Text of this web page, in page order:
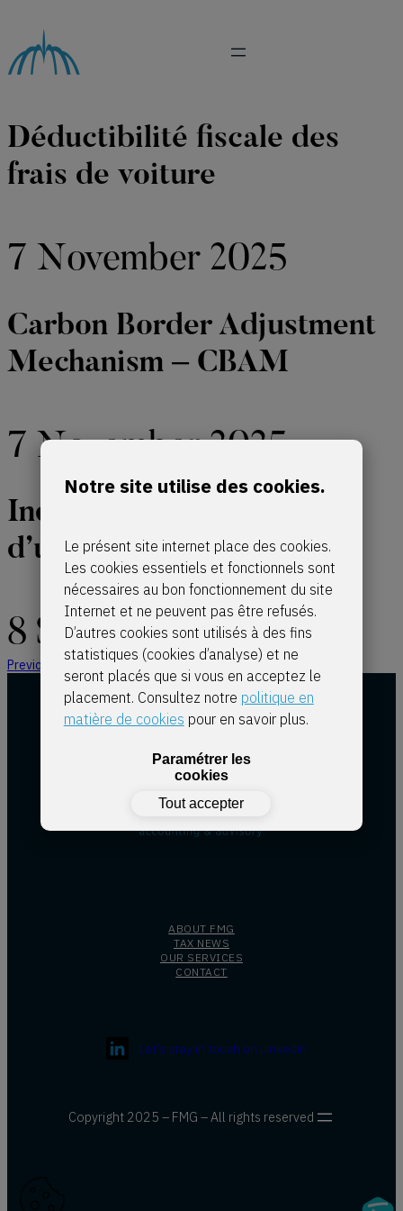
content
Déductibilité fiscale des
frais de voiture
7 November 2025
Carbon Border Adjustment
Mechanism – CBAM
7 November 2025
Indemnité pour recharge
d’un véhicule électrique
8 September 2025
Previous Page12 3 4 5…7Next Page
OUR SERVICES
ABOUT FMG
TAX NEWS
CONTACT
Let’s stay in touch on Linkedin
Copyright 2025 – FMG – All rights reserved
Notre site utilise des cookies.
Le présent site internet place des cookies.
Les cookies essentiels et fonctionnels sont
nécessaires au bon fonctionnement du site
Internet et ne peuvent pas être refusés.
D’autres cookies sont utilisés à des fins
statistiques (cookies d’analyse) et ne
seront placés que si vous en acceptez le
placement. Consultez notre politique en
matière de cookies pour en savoir plus.
Paramétrer les
cookies
Tout accepter